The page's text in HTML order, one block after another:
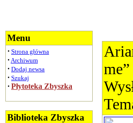
Menu
· Strona główna
· Archiwum
· Dodaj newsa
· Szukaj
· Płytoteka Zbyszka
Biblioteka Zbyszka
me”